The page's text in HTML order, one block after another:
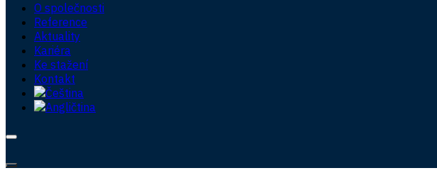
O společnosti
Reference
Aktuality
Kariéra
Ke stažení
Kontakt